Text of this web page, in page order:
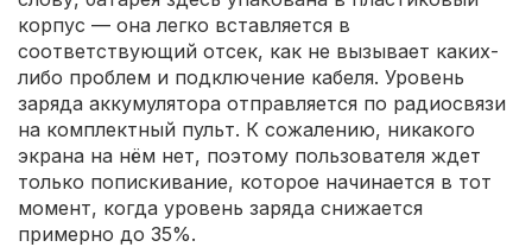
корпус — она легко вставляется в
соответствующий отсек, как не вызывает каких-
либо проблем и подключение кабеля. Уровень
заряда аккумулятора отправляется по радиосвязи
на комплектный пульт. К сожалению, никакого
экрана на нём нет, поэтому пользователя ждет
только попискивание, которое начинается в тот
момент, когда уровень заряда снижается
примерно до 35%.